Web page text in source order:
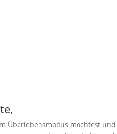
Überlebensmodus möchtest